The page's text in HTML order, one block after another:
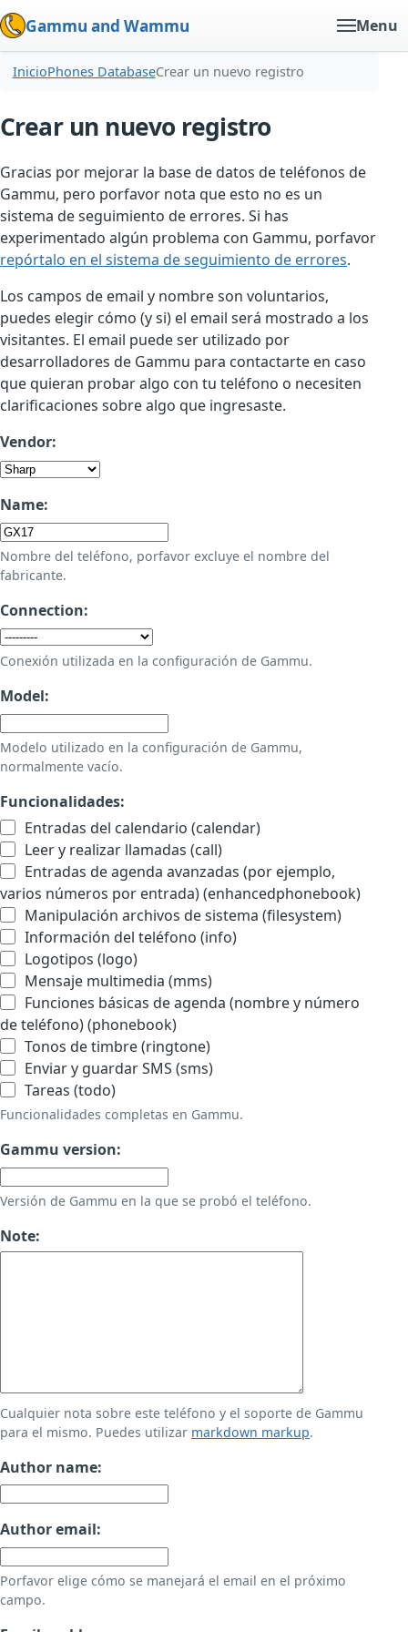
Gammu and Wammu Menu
InicioPhones DatabaseCrear un nuevo registro
Crear un nuevo registro
Gracias por mejorar la base de datos de teléfonos de
Gammu, pero porfavor nota que esto no es un
sistema de seguimiento de errores. Si has
experimentado algún problema con Gammu, porfavor
repórtalo en el sistema de seguimiento de errores.
Los campos de email y nombre son voluntarios,
puedes elegir cómo (y si) el email será mostrado a los
visitantes. El email puede ser utilizado por
desarrolladores de Gammu para contactarte en caso
que quieran probar algo con tu teléfono o necesiten
clarificaciones sobre algo que ingresaste.
Vendor:
Name:
Nombre del teléfono, porfavor excluye el nombre del
fabricante.
Connection:
Conexión utilizada en la configuración de Gammu.
Model:
Modelo utilizado en la configuración de Gammu,
normalmente vacío.
Funcionalidades:
Entradas del calendario (calendar)
Leer y realizar llamadas (call)
Entradas de agenda avanzadas (por ejemplo,
varios números por entrada) (enhancedphonebook)
Manipulación archivos de sistema (filesystem)
Información del teléfono (info)
Logotipos (logo)
Mensaje multimedia (mms)
Funciones básicas de agenda (nombre y número
de teléfono) (phonebook)
Tonos de timbre (ringtone)
Enviar y guardar SMS (sms)
Tareas (todo)
Funcionalidades completas en Gammu.
Gammu version:
Versión de Gammu en la que se probó el teléfono.
Note:
Cualquier nota sobre este teléfono y el soporte de Gammu
para el mismo. Puedes utilizar markdown markup.
Author name:
Author email:
Porfavor elige cómo se manejará el email en el próximo
campo.